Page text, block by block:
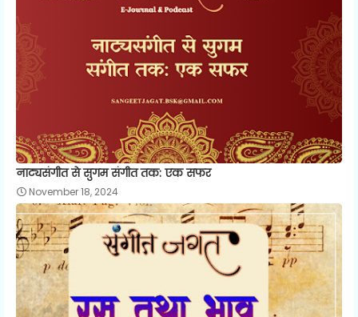
नाट्यसंगीत से सुगम संगीत तक: एक सफर
November 18, 2024